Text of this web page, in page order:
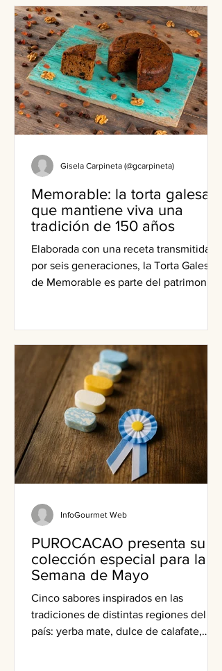
Memorable: la torta galesa
que mantiene viva una
tradición de 150 años
Elaborada con una receta transmitida
por seis generaciones, la Torta Galesa
de Memorable es parte del patrimonio
nacional.
Gisela Carpineta (@gcarpineta)
PUROCACAO presenta su
colección especial para la
Semana de Mayo
Cinco sabores inspirados en las
tradiciones de distintas regiones del
país: yerba mate, dulce de calafate,
InfoGourmet Web